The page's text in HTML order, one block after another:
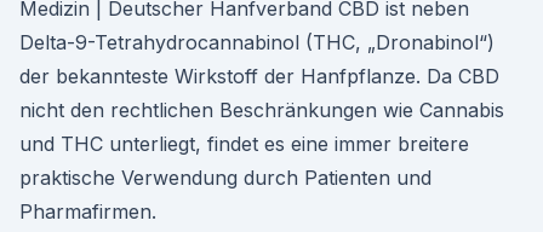
Medizin | Deutscher Hanfverband CBD ist neben
Delta-9-Tetrahydrocannabinol (THC, „Dronabinol“)
der bekannteste Wirkstoff der Hanfpflanze. Da CBD
nicht den rechtlichen Beschränkungen wie Cannabis
und THC unterliegt, findet es eine immer breitere
praktische Verwendung durch Patienten und
Pharmafirmen.